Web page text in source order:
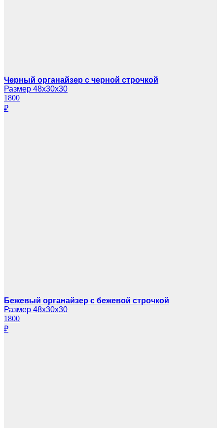
Черный органайзер с черной строчкой
Размер 48х30х30
1800
₽
Бежевый органайзер с бежевой строчкой
Размер 48х30х30
1800
₽